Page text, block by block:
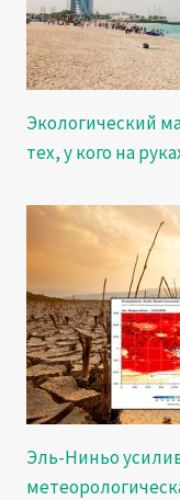
Экологический
тех, у кого на
Эль-Ниньо